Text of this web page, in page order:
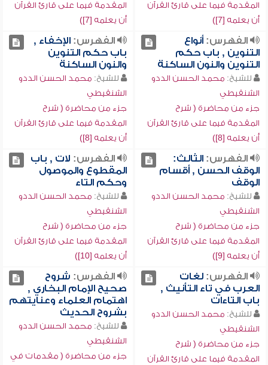
المقدمة فيما على قارئ القرآن
أن يعلمه [7])
المقدمة فيما على قارئ القرآن
أن يعلمه [7])
الفهرس:أنواع
التنوين , باب حكم
التنوين والنون الساكنة
للشيخ: محمد الحسن الددو
الشنقيطي
جزء من محاضرة ( شرح
المقدمة فيما على قارئ القرآن
أن يعلمه [8])
الفهرس:الإخفاء ,
باب حكم التنوين
والنون الساكنة
للشيخ: محمد الحسن الددو
الشنقيطي
جزء من محاضرة ( شرح
المقدمة فيما على قارئ القرآن
أن يعلمه [8])
الفهرس:الثالث:
الوقف الحسن , أقسام
الوقف
للشيخ: محمد الحسن الددو
الشنقيطي
جزء من محاضرة ( شرح
المقدمة فيما على قارئ القرآن
أن يعلمه [9])
الفهرس: لات , باب
المقطوع والموصول
وحكم التاء
للشيخ: محمد الحسن الددو
الشنقيطي
جزء من محاضرة ( شرح
المقدمة فيما على قارئ القرآن
أن يعلمه [10])
الفهرس:لغات
العرب في تاء التأنيث ,
باب التاءات
للشيخ: محمد الحسن الددو
الشنقيطي
جزء من محاضرة ( شرح
المقدمة فيما على قارئ القرآن
الفهرس: شروح
صحيح الإمام البخاري ,
اهتمام العلماء وعنايتهم
بشروح الحديث
للشيخ: محمد الحسن الددو
الشنقيطي
جزء من محاضرة ( مقدمات في